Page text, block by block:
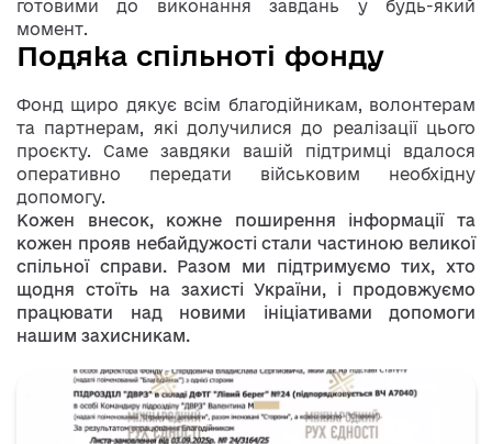
готовими до виконання завдань у будь-який
момент.
Подяка спільноті фонду
Фонд щиро дякує всім благодійникам, волонтерам
та партнерам, які долучилися до реалізації цього
проєкту. Саме завдяки вашій підтримці вдалося
оперативно передати військовим необхідну
допомогу.
Кожен внесок, кожне поширення інформації та
кожен прояв небайдужості стали частиною великої
спільної справи. Разом ми підтримуємо тих, хто
щодня стоїть на захисті України, і продовжуємо
працювати над новими ініціативами допомоги
нашим захисникам.